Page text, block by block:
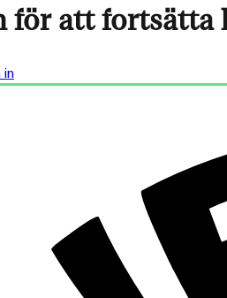
för att fortsätta
in